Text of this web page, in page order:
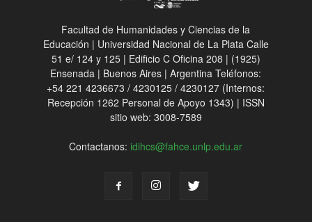
Facultad de Humanidades y Ciencias de la
Educación | Universidad Nacional de La Plata Calle
51 e/ 124 y 125 | Edificio C Oficina 208 | (1925)
Ensenada | Buenos Aires | Argentina Teléfonos:
+54 221 4236673 / 4230125 / 4230127 (Internos:
Recepción 1262 Personal de Apoyo 1343) | ISSN
sitio web: 3008-7589
Contactanos: idihcs@fahce.unlp.edu.ar